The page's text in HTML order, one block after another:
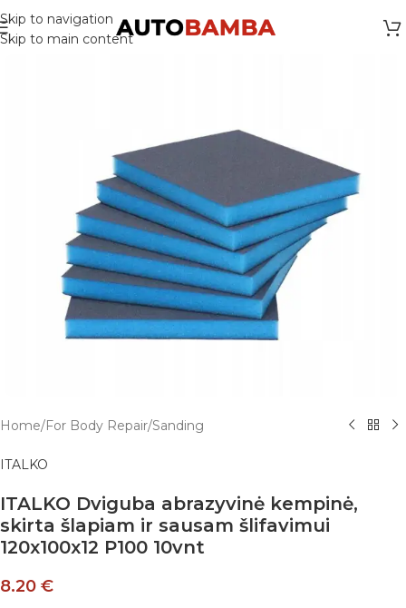
Skip to navigation
Skip to main content
Home/For Body Repair/Sanding
ITALKO
ITALKO Dviguba abrazyvinė kempinė,
skirta šlapiam ir sausam šlifavimui
120x100x12 P100 10vnt
8.20 €